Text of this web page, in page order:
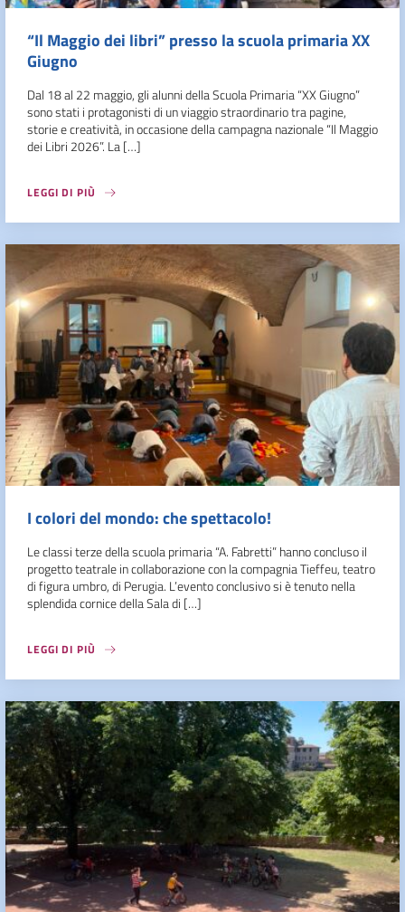
“Il Maggio dei libri” presso la scuola primaria XX
Giugno
Dal 18 al 22 maggio, gli alunni della Scuola Primaria “XX Giugno”
sono stati i protagonisti di un viaggio straordinario tra pagine,
storie e creatività, in occasione della campagna nazionale “Il Maggio
dei Libri 2026”. La […]
LEGGI DI PIÙ
I colori del mondo: che spettacolo!
Le classi terze della scuola primaria “A. Fabretti” hanno concluso il
progetto teatrale in collaborazione con la compagnia Tieffeu, teatro
di figura umbro, di Perugia. L’evento conclusivo si è tenuto nella
splendida cornice della Sala di […]
LEGGI DI PIÙ